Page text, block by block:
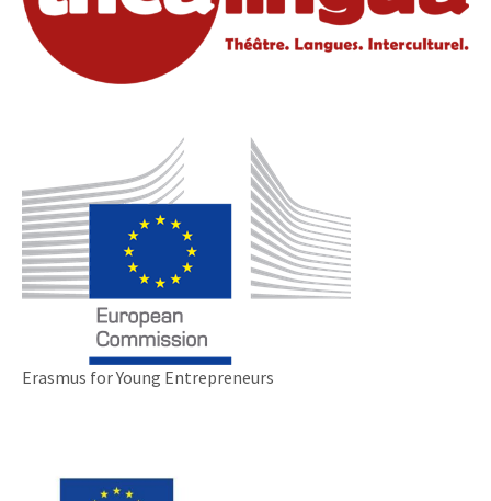
Erasmus for Young Entrepreneurs